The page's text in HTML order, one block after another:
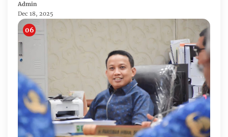
Admin
Dec 18, 2025